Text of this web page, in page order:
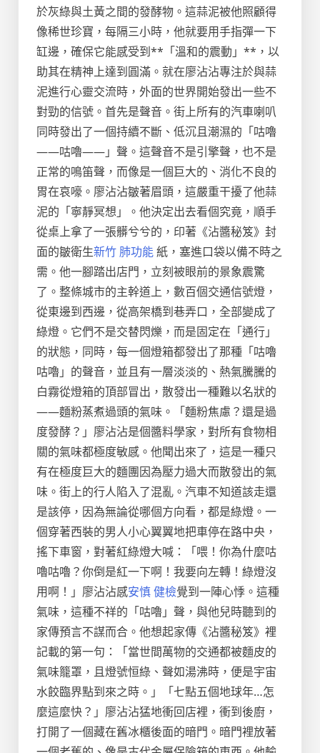
於灰綠與土黃之間的發酵物。這蒜泥被他照顧得
像稀世珍寶，每隔三小時，他就要用手指彈一下
缸邊，確保它能感受到**「溫和的震動」**，以
助其在精神上達到圓滿。就在廖沾沾專注於與蒜
泥進行心靈交流時，外面的世界開始發出一些不
對勁的信號。首先是聲音。街上所有的汽車喇叭
同時發出了一個持續不斷、低沉且潮濕的「咕嚕
——咕嚕——」聲。這聲音不是引擎聲，也不是
正常的鳴笛聲，而像是一個巨大的、消化不良的
胃在哀嚎。廖沾沾皺著眉頭，這嚴重干擾了他蒜
泥的「寧靜冥想」。他決定出去看個究竟，順手
從桌上拿了一張髒兮兮的，印著《沾醬秘笈》封
面的皺衛生新竹 肺功能紙，塞進口袋以備不時之
需。他一腳踏出店門，立刻被眼前的景象震驚
了。整條城市的主幹道上，數百個交通信號燈，
從東邊到西邊，從高架橋到巷弄口，全部變成了
綠燈。它們不是交替閃爍，而是固定在「通行」
的狀態，同時，每一個燈箱都發出了那種「咕嚕
咕嚕」的聲音，並且有一層淡淡的、熱氣騰騰的
白霧從燈箱的頂部冒出，散發出一種難以名狀的
——麵粉蒸煮過頭的氣味。「麵粉焦慮？還是過
度發酵？」廖沾沾是個醬料學家，對所有食物相
關的氣味都極度敏感。他聞出來了，這是一種只
有在極度巨大的麵團因為壓力過大而散發出的氣
味。街上的行人陷入了混亂。汽車不知道該走還
是該停，因為無論從哪個方向看，都是綠燈。一
個穿著西裝的男人小心翼翼地把車停在路中央，
搖下車窗，對著紅綠燈大喊：「喂！你為什麼咕
嚕咕嚕？你倒是紅一下啊！我要向左轉！綠燈沒
用啊！」廖沾沾感安慎 健檢覺到一陣心悸。這種
氣味，這種不祥的「咕嚕」聲，與他兒時聽到的
家傳預言不謀而合。他想起家傳《沾醬秘笈》裡
記載的第一句：「當世間萬物的交通都被麵皮的
氣味籠罩，且燈號恒綠、聲如湯沸時，便是宇宙
水餃臨界點到來之時。」「七點五個地球年…怎
麼這麼快？」廖沾沾猛地衝回店裡，衝到後廚，
打開了一個藏在舊冰櫃後面的暗門。暗門裡放著